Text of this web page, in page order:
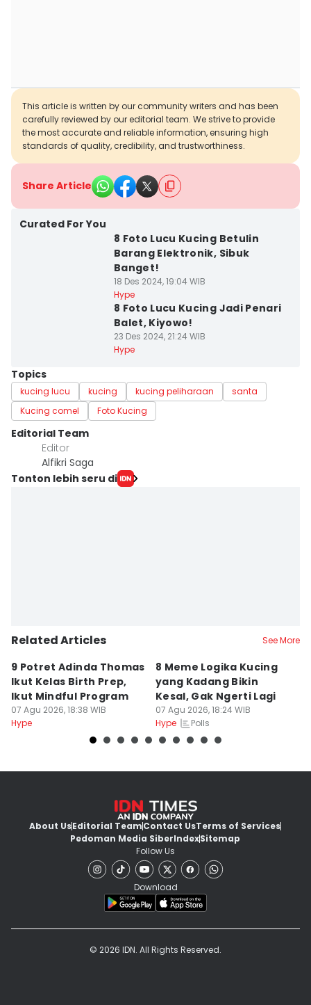
This article is written by our community writers and has been
carefully reviewed by our editorial team. We strive to provide
the most accurate and reliable information, ensuring high
standards of quality, credibility, and trustworthiness.
Share Article
Curated For You
8 Foto Lucu Kucing Betulin
Barang Elektronik, Sibuk
Banget!
18 Des 2024, 19:04 WIB
Hype
8 Foto Lucu Kucing Jadi Penari
Balet, Kiyowo!
23 Des 2024, 21:24 WIB
Hype
Topics
kucing lucu kucing kucing peliharaan
santa
Kucing comel
Foto Kucing
Editorial Team
Editor
Alfikri Saga
Tonton lebih seru di
Related Articles See More
9 Potret Adinda Thomas
Ikut Kelas Birth Prep,
Ikut Mindful Program
07 Agu 2026, 18:38 WIB
Hype
8 Meme Logika Kucing
yang Kadang Bikin
Kesal, Gak Ngerti Lagi
07 Agu 2026, 18:24 WIB
Hype
Polls
About UsEditorial TeamContact UsTerms of Services
Pedoman Media SiberIndexSitemap
Follow Us
Download
© 2026 IDN. All Rights Reserved.